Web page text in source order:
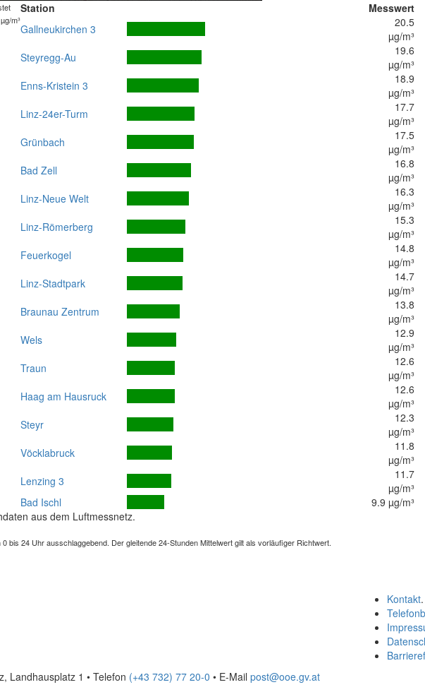
m³
Station
Messwert
Gallneukirchen 3
20.5
µg/m³
Steyregg-Au
19.6
µg/m³
Enns-Kristein 3
18.9
µg/m³
Linz-24er-Turm
17.7
µg/m³
Grünbach
17.5
µg/m³
Bad Zell
16.8
µg/m³
Linz-Neue Welt
16.3
µg/m³
Linz-Römerberg
15.3
µg/m³
Feuerkogel
14.8
µg/m³
Linz-Stadtpark
14.7
µg/m³
Braunau Zentrum
13.8
µg/m³
Wels
12.9
µg/m³
Traun
12.6
µg/m³
Haag am Hausruck
12.6
µg/m³
Steyr
12.3
µg/m³
Vöcklabruck
11.8
µg/m³
Lenzing 3
11.7
µg/m³
Bad Ischl
9.9 µg/m³
aus dem Luftmessnetz.
bis 24 Uhr ausschlaggebend. Der gleitende 24-Stunden Mittelwert gilt als vorläufiger Richtwert.
Kontakt.
Landhausplatz 1 • Telefon (+43 732) 77 20-0 • E-Mail post@ooe.gv.at